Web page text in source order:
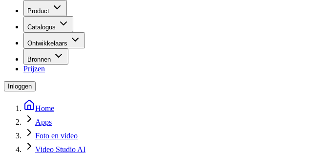
Product
Catalogus
Ontwikkelaars
Bronnen
Prijzen
Inloggen
Home
Apps
Foto en video
Video Studio AI